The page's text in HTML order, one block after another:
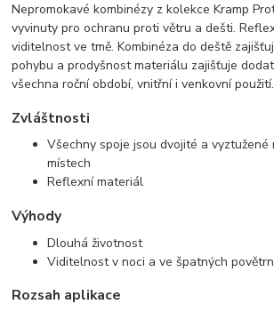
Nepromokavé kombinézy z kolekce Kramp
vyvinuty pro ochranu proti větru a dešti.
viditelnost ve tmě. Kombinéza do deště
pohybu a prodyšnost materiálu zajišťuje
všechna roční období, vnitřní i venkovní použití.
Zvláštnosti
Všechny spoje jsou dvojité a vyztužené
místech
Reflexní materiál
Výhody
Dlouhá životnost
Viditelnost v noci a ve špatných
Rozsah aplikace